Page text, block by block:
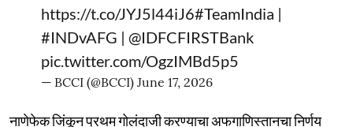
https://t.co/JYJ5l44iJ6#TeamIndia |
#INDvAFG | @IDFCFIRSTBank
pic.twitter.com/OgzIMBd5p5
— BCCI (@BCCI) June 17, 2026
नाणेफेक जिंकून प्रथम गोलंदाजी करण्याचा अफगाणिस्तानचा निर्णय